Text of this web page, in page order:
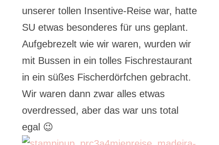
unserer tollen Insentive-Reise war, hatte
SU etwas besonderes für uns geplant.
Aufgebrezelt wie wir waren, wurden wir
mit Bussen in ein tolles Fischrestaurant
in ein süßes Fischerdörfchen gebracht.
Wir waren dann zwar alles etwas
overdressed, aber das war uns total
egal 😉